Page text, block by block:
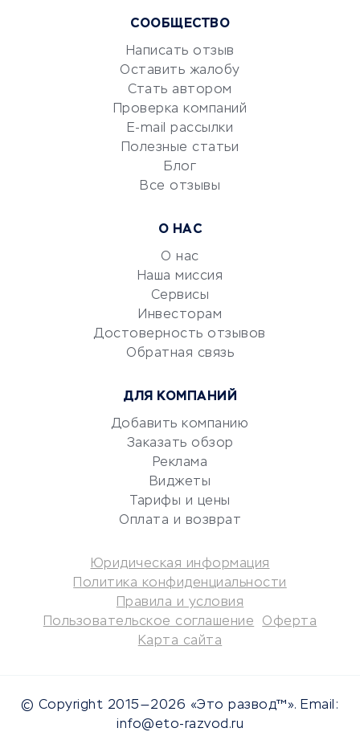
Маркетинг и продажи
Репетиторство
Красота и здоровье
Сервисы по поиску работы
Сетевой маркетинг
УСЛУГИ ДЛЯ БИЗНЕСА
документооборот
Юридические компании
Аудиторские компании
Бухгалтерия онлайн
Потребительские кредиты
Кредитные карты
Дебетовые карты
Микрофинансовые
Улучшение кредитной
СООБЩЕСТВО
Написать отзыв
Оставить жалобу
Стать автором
Проверка компаний
E-mail рассылки
Полезные статьи
Блог
Все отзывы
О НАС
О нас
Наша миссия
Сервисы
Инвесторам
Достоверность отзывов
Обратная связь
ДЛЯ КОМПАНИЙ
Добавить компанию
Заказать обзор
Реклама
Виджеты
Тарифы и цены
Оплата и возврат
Юридическая информация
Политика конфиденциальности
Правила и условия
Пользовательское соглашение
Оферта
Карта сайта
© Copyright 2015—2026 «Это развод™». Email:
info@eto-razvod.ru